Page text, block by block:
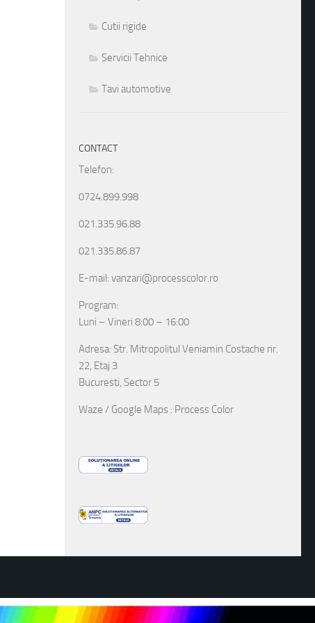
Cutii rigide
Servicii Tehnice
Tavi automotive
CONTACT
Telefon:
0724.899.998
021.335.96.88
021.335.86.87
E-mail: vanzari@processcolor.ro
Program:
Luni – Vineri 8:00 – 16:00
Adresa: Str. Mitropolitul Veniamin Costache nr.
22, Etaj 3
Bucuresti, Sector 5
Waze / Google Maps : Process Color